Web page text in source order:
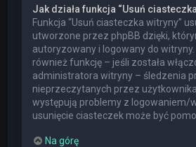
Jak działa funkcja “Usuń
Funkcja “Usuń ciasteczka witryny”
utworzone przez phpBB dzięki,
autoryzowany i logowany do
również funkcję – jeśli została
administratora witryny – śledzenia
nieprzeczytanych przez
występują problemy z logowaniem/
usunięcie ciasteczek może być
Na górę